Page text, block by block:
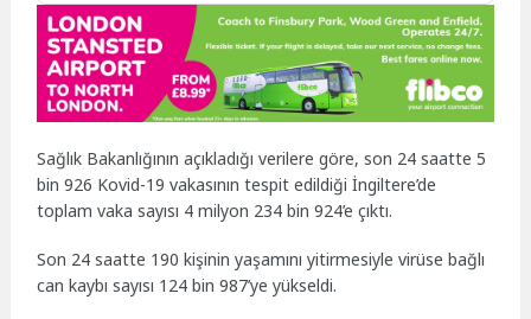
Sağlık Bakanlığının açıkladığı verilere göre, son 24 saatte 5
bin 926 Kovid-19 vakasının tespit edildiği İngiltere’de
toplam vaka sayısı 4 milyon 234 bin 924’e çıktı.
Son 24 saatte 190 kişinin yaşamını yitirmesiyle virüse bağlı
can kaybı sayısı 124 bin 987’ye yükseldi.